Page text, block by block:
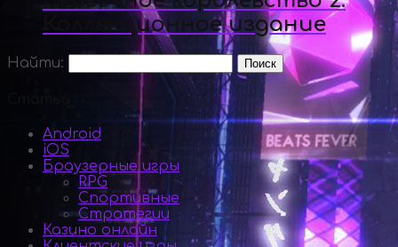
Коллекционное издание
Найти:
Android
iOS
Браузерные игры
RPG
Спортивные
Стратегии
Казино онлайн